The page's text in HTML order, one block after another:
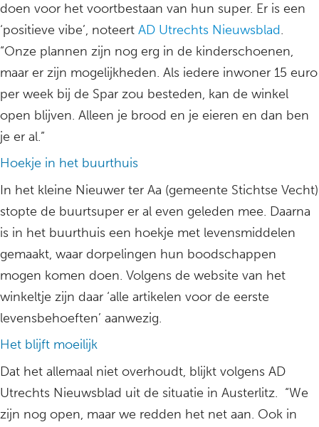
doen voor het voortbestaan van hun super. Er is een
‘positieve vibe’, noteert AD Utrechts Nieuwsblad.
“Onze plannen zijn nog erg in de kinderschoenen,
maar er zijn mogelijkheden. Als iedere inwoner 15 euro
per week bij de Spar zou besteden, kan de winkel
open blijven. Alleen je brood en je eieren en dan ben
je er al.”
Hoekje in het buurthuis
In het kleine Nieuwer ter Aa (gemeente Stichtse Vecht)
stopte de buurtsuper er al even geleden mee. Daarna
is in het buurthuis een hoekje met levensmiddelen
gemaakt, waar dorpelingen hun boodschappen
mogen komen doen. Volgens de website van het
winkeltje zijn daar ‘alle artikelen voor de eerste
levensbehoeften’ aanwezig.
Het blijft moeilijk
Dat het allemaal niet overhoudt, blijkt volgens AD
Utrechts Nieuwsblad uit de situatie in Austerlitz. “We
zijn nog open, maar we redden het net aan. Ook in